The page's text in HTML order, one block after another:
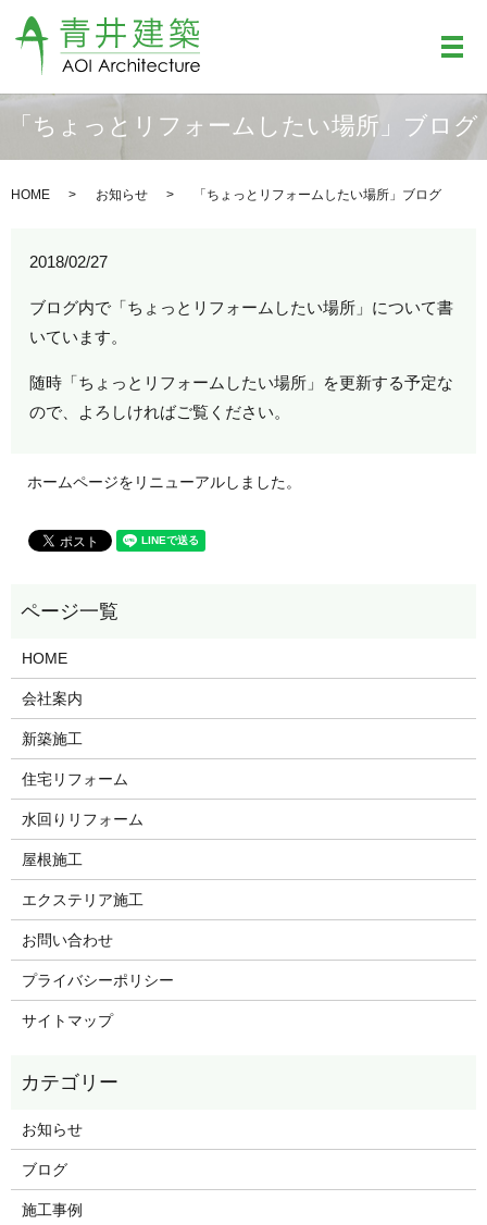
メ
「ちょっとリフォームしたい場所」ブログ
HOME お知らせ 「ちょっとリフォームしたい場所」ブログ
2018/02/27
ブログ内で「ちょっとリフォームしたい場所」について書
いています。
随時「ちょっとリフォームしたい場所」を更新する予定な
ので、よろしければご覧ください。
ホームページをリニューアルしました。
HOME
会社案内
新築施工
住宅リフォーム
水回りリフォーム
屋根施工
エクステリア施工
お問い合わせ
プライバシーポリシー
サイトマップ
お知らせ
ブログ
施工事例